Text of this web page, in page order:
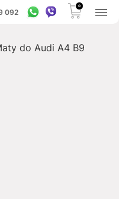
092
0
do Audi A4 B9